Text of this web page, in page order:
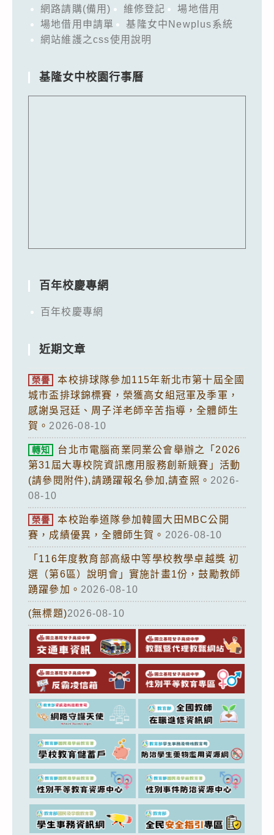
網路請購(備用)
維修登記
場地借用
場地借用申請單
基隆女中Newplus系統
網站維護之css使用說明
基隆女中校園行事曆
百年校慶專網
百年校慶專網
近期文章
榮譽
本校排球隊參加115年新北市第十屆全國
城市盃排球錦標賽，榮獲高女組冠軍及季軍，
感謝吳冠廷、周子洋老師辛苦指導，全體師生
賀。 2026-08-10
轉知
台北市電腦商業同業公會舉辦之「2026
第31屆大專校院資訊應用服務創新競賽」活動
(請參閱附件),請踴躍報名參加,請查照。 2026-
08-10
榮譽
本校跆拳道隊參加韓國大田MBC公開
賽，成績優異，全體師生賀。 2026-08-10
「116年度教育部高級中等學校教學卓越獎 初
選（第6區）說明會」實施計畫1份，鼓勵教師
踴躍參加。 2026-08-10
(無標題)2026-08-10